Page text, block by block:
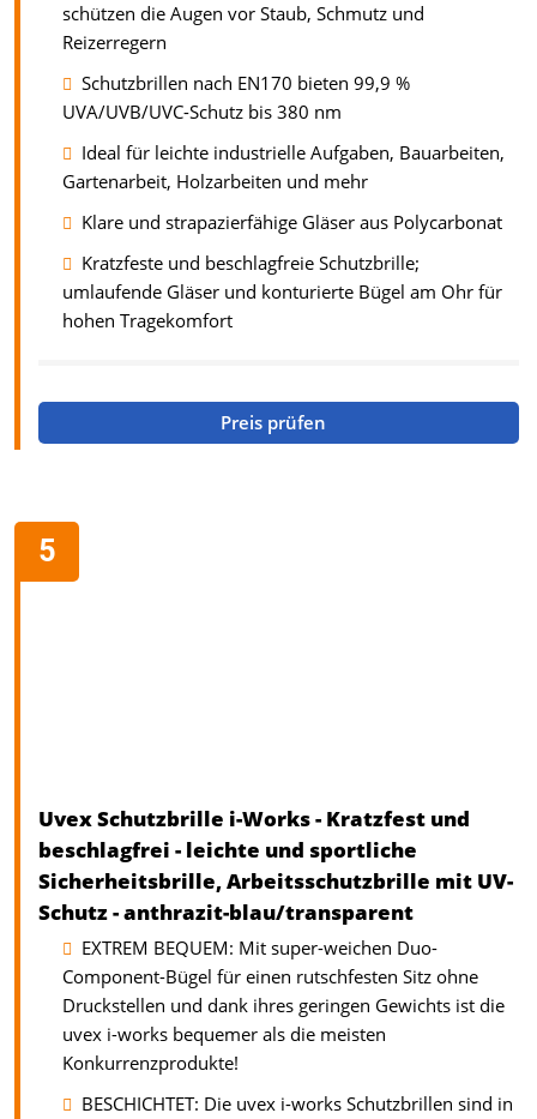
schützen die Augen vor Staub, Schmutz und
Reizerregern
Schutzbrillen nach EN170 bieten 99,9 %
UVA/UVB/UVC-Schutz bis 380 nm
Ideal für leichte industrielle Aufgaben, Bauarbeiten,
Gartenarbeit, Holzarbeiten und mehr
Klare und strapazierfähige Gläser aus Polycarbonat
Kratzfeste und beschlagfreie Schutzbrille;
umlaufende Gläser und konturierte Bügel am Ohr für
hohen Tragekomfort
Preis prüfen
Uvex Schutzbrille i-Works - Kratzfest und
beschlagfrei - leichte und sportliche
Sicherheitsbrille, Arbeitsschutzbrille mit UV-
Schutz - anthrazit-blau/transparent
EXTREM BEQUEM: Mit super-weichen Duo-
Component-Bügel für einen rutschfesten Sitz ohne
Druckstellen und dank ihres geringen Gewichts ist die
uvex i-works bequemer als die meisten
Konkurrenzprodukte!
BESCHICHTET: Die uvex i-works Schutzbrillen sind in